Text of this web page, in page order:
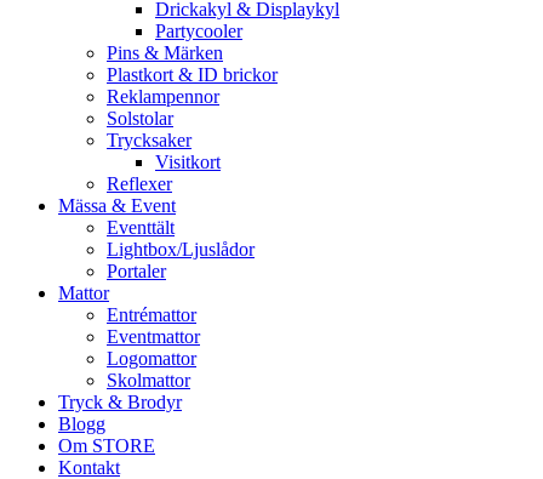
Drickakyl & Displaykyl
Partycooler
Pins & Märken
Plastkort & ID brickor
Reklampennor
Solstolar
Trycksaker
Visitkort
Reflexer
Mässa & Event
Eventtält
Lightbox/Ljuslådor
Portaler
Mattor
Entrémattor
Eventmattor
Logomattor
Skolmattor
Tryck & Brodyr
Blogg
Om STORE
Kontakt